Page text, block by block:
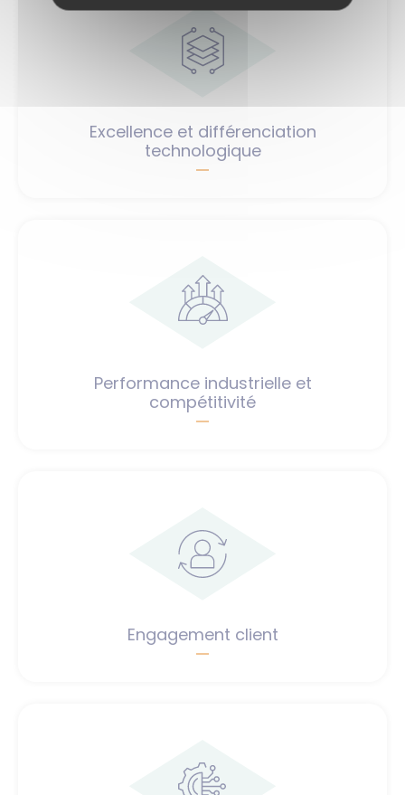
Excellence et différenciation
technologique
Performance industrielle et
compétitivité
Engagement client